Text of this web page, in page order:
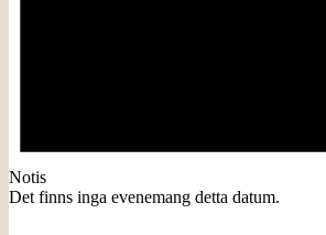
Notis
Det finns inga evenemang detta datum.